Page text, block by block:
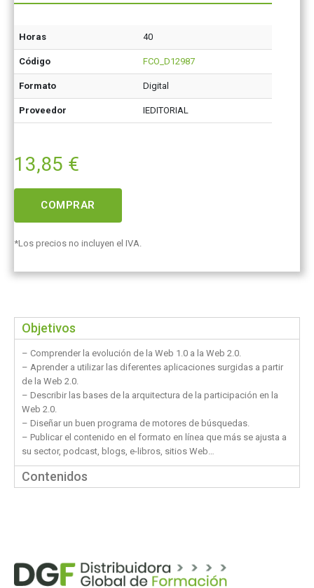
Horas 40
Código FCO_D12987
Formato Digital
Proveedor IEDITORIAL
13,85 €
COMPRAR
*Los precios no incluyen el IVA.
Objetivos
– Comprender la evolución de la Web 1.0 a la Web 2.0.
– Aprender a utilizar las diferentes aplicaciones surgidas a partir
de la Web 2.0.
– Describir las bases de la arquitectura de la participación en la
Web 2.0.
– Diseñar un buen programa de motores de búsquedas.
– Publicar el contenido en el formato en línea que más se ajusta a
su sector, podcast, blogs, e-libros, sitios Web…
Contenidos